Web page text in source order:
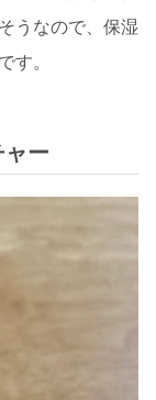
うなので、保湿
す。
ャー